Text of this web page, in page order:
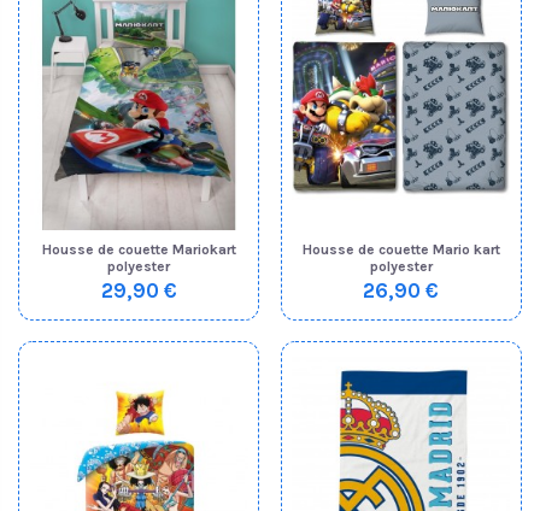
Housse de couette Mariokart
polyester
29,90 €
Housse de couette Mario kart
polyester
26,90 €